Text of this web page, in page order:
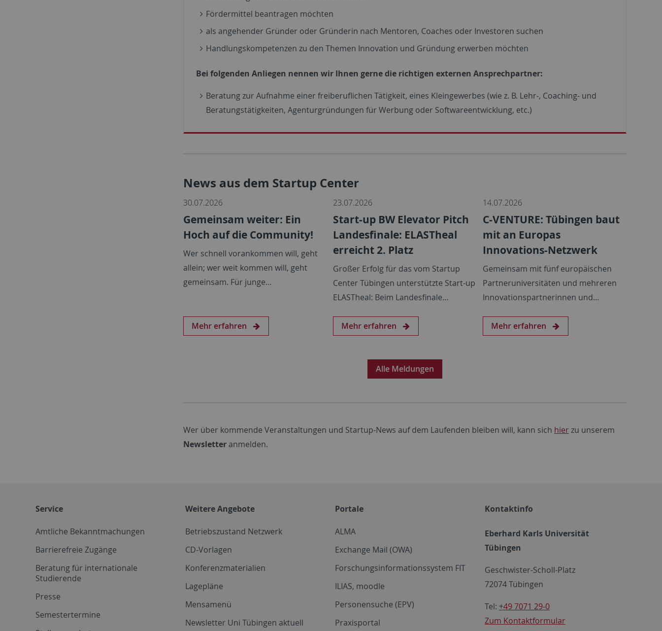
Fördermittel beantragen möchten
als angehender Gründer oder Gründerin nach Mentoren, Coaches oder Investoren suchen
Handlungskompetenzen zu den Themen Innovation und Gründung erwerben möchten
Bei folgenden Anliegen nennen wir Ihnen gerne die richtigen externen Ansprechpartner:
Beratung zur Aufnahme einer freiberuflichen Tätigkeit, eines Kleingewerbes (wie z. B. Lehr-, Coaching- und
Beratungstätigkeiten, Agenturgründungen für Werbung oder Softwareentwicklung, etc.)
News aus dem Startup Center
30.07.2026
Gemeinsam weiter: Ein
Hoch auf die Community!
Wer schnell vorankommen will, geht
allein; wer weit kommen will, geht
gemeinsam. Für junge…
Mehr erfahren
23.07.2026
Start-up BW Elevator Pitch
Landesfinale: ELASTheal
erreicht 2. Platz
Großer Erfolg für das vom Startup
Center Tübingen unterstützte Start-up
ELASTheal: Beim Landesfinale…
Mehr erfahren
14.07.2026
C-VENTURE: Tübingen baut
mit an Europas
Innovations-Netzwerk
Gemeinsam mit fünf europäischen
Partneruniversitäten und mehreren
Innovationspartnerinnen und…
Mehr erfahren
Alle Meldungen
Wer über kommende Veranstaltungen und Startup-News auf dem Laufenden bleiben will, kann sich hierzu unserem
Newsletteranmelden.
Service
Amtliche Bekanntmachungen
Barrierefreie Zugänge
Beratung für internationale
Studierende
Presse
Semestertermine
Weitere Angebote
Betriebszustand Netzwerk
CD-Vorlagen
Konferenzmaterialien
Lagepläne
Mensamenü
Newsletter Uni Tübingen aktuell
Portale
ALMA
Exchange Mail (OWA)
Forschungsinformationssystem FIT
ILIAS, moodle
Personensuche (EPV)
Praxisportal
Kontaktinfo
Eberhard Karls Universität
Tübingen
Geschwister-Scholl-Platz
72074 Tübingen
Tel: +49 7071 29-0
Zum Kontaktformular